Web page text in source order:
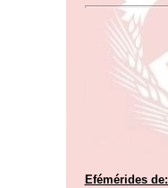
Efémérides de: